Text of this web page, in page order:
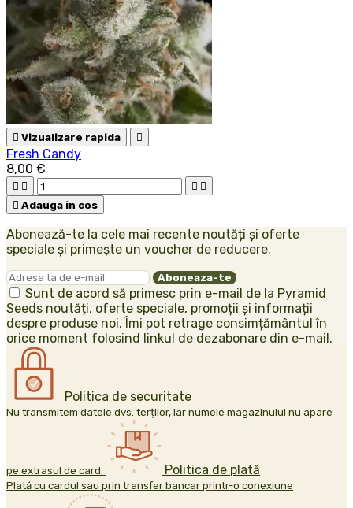
 Vizualizare rapida 
Fresh Candy
8,00 €
   
 Adauga in cos
Abonează-te la cele mai recente noutăți și oferte
speciale și primește un voucher de reducere.
Sunt de acord să primesc prin e-mail de la Pyramid
Seeds noutăți, oferte speciale, promoții și informații
despre produse noi. Îmi pot retrage consimțământul în
orice moment folosind linkul de dezabonare din e-mail.
Politica de securitate
Nu transmitem datele dvs. terților, iar numele magazinului nu apare
pe extrasul de card. Politica de plată
Plată cu cardul sau prin transfer bancar printr-o conexiune